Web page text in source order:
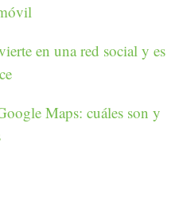
en una red social y es
Maps: cuáles son y